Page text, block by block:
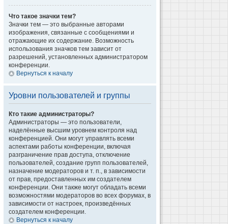
Что такое значки тем?
Значки тем — это выбранные авторами
изображения, связанные с сообщениями и
отражающие их содержание. Возможность
использования значков тем зависит от
разрешений, установленных администратором
конференции.
Вернуться к началу
Уровни пользователей и группы
Кто такие администраторы?
Администраторы — это пользователи,
наделённые высшим уровнем контроля над
конференцией. Они могут управлять всеми
аспектами работы конференции, включая
разграничение прав доступа, отключение
пользователей, создание групп пользователей,
назначение модераторов и т. п., в зависимости
от прав, предоставленных им создателем
конференции. Они также могут обладать всеми
возможностями модераторов во всех форумах, в
зависимости от настроек, произведённых
создателем конференции.
Вернуться к началу